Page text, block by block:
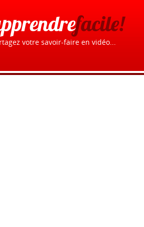
facile!
votre savoir-faire en vidéo...